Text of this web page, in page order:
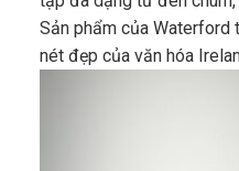
Sản phẩm của Waterford
nét đẹp của văn hóa